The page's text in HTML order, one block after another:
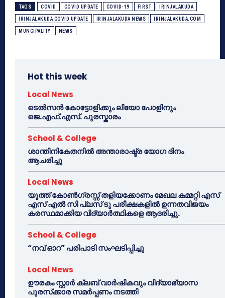
TAGS COVID COVID UPDATE COVID-19 FIRST IRINJALAKUDA
IRINJALAKUDA COVID UPDATE IRINJALAKUDA NEWS IRINJALAKUDA.COM
MUNCIPALITY NEWS
Hot this week
Local News
ടെൽസൻ കോട്ടോളിക്കും ലിയോ പോളിനും
ജെ.എഫ്.എസ്. പുരസ്കാരം
School & College
ശാന്തിനികേതനിൽ അന്താരാഷ്ട്ര യോഗ ദിനം
ആചരിച്ചു
Local News
യൂത്ത് കോൺഗ്രസ്സ് തളിയക്കോണം മേഖല കമ്മറ്റി എസ്
എസ് എൽ സി പ്ലസ് ടു പരീക്ഷകളിൽ ഉന്നതവിജയം
കരസ്ഥമാക്കിയ വിദ്യാർത്ഥികളെ ആദരിച്ചു.
School & College
“നവ് ഓറ” പരിപാടി സംഘടിപ്പിച്ചു
Local News
ഊരകം സ്റ്റാർ ക്ലബ് വാർഷികവും വിദ്യാഭ്യാസ
പുരസ്‌ക്കാര സമർപ്പണം നടത്തി